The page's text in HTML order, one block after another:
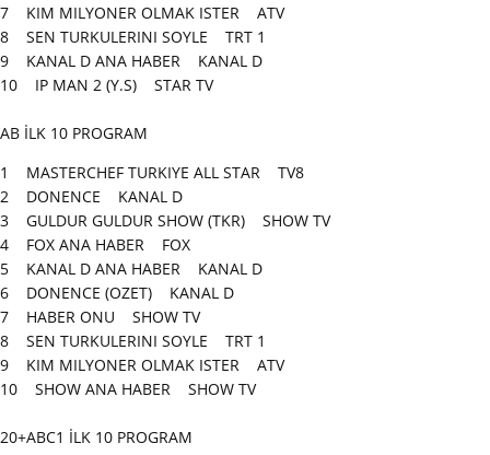
7 KIM MILYONER OLMAK ISTER ATV
8 SEN TURKULERINI SOYLE TRT 1
9 KANAL D ANA HABER KANAL D
10 IP MAN 2 (Y.S) STAR TV
AB İLK 10 PROGRAM
1 MASTERCHEF TURKIYE ALL STAR TV8
2 DONENCE KANAL D
3 GULDUR GULDUR SHOW (TKR) SHOW TV
4 FOX ANA HABER FOX
5 KANAL D ANA HABER KANAL D
6 DONENCE (OZET) KANAL D
7 HABER ONU SHOW TV
8 SEN TURKULERINI SOYLE TRT 1
9 KIM MILYONER OLMAK ISTER ATV
10 SHOW ANA HABER SHOW TV
20+ABC1 İLK 10 PROGRAM